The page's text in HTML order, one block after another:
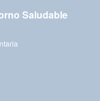
Saludable